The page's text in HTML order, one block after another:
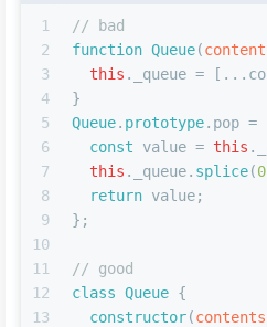
1
2
3
4
5
6
7
8
9
10
11
12
13
// bad
function Queue(
this . _queue =
}
Queue. prototype. pop =
const value = this .
this . _queue. splice(0
return value;
};
// good
class Queue {
constructor(